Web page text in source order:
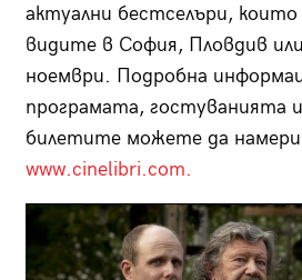
актуални бестселъри,
видите в София, Пловдив
ноември. Подробна
програмата, гостуванията
билетите можете да
www.cinelibri.com.